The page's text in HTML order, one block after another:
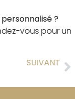
?
vous pour un
SUIVANT